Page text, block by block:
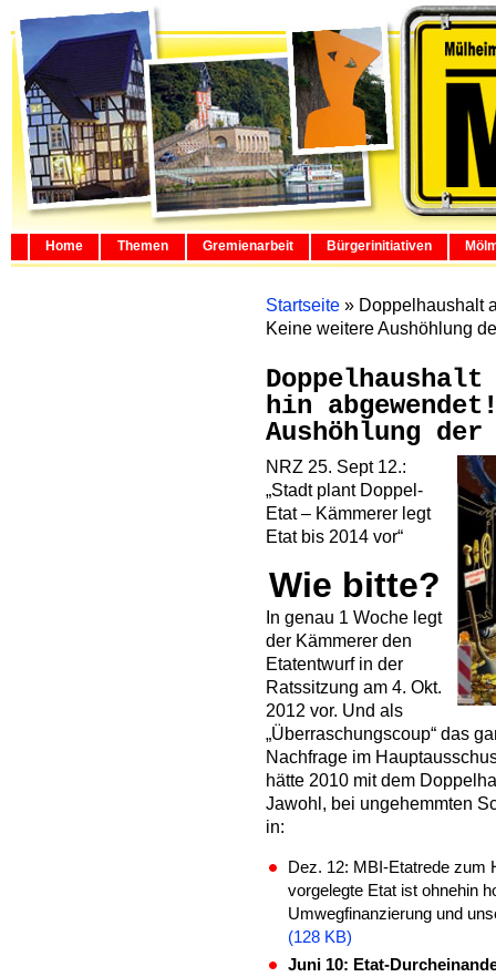
Home Themen Gremienarbeit Bürgerinitiativen
Startseite » Doppelhaushalt
Keine weitere Aushöhlung
hin
Aushöhlung
NRZ 25. Sept 12.:
„Stadt plant Doppel-
Etat – Kämmerer legt
Etat bis 2014 vor“
Wie bitte?
In genau 1 Woche legt
der Kämmerer den
Etatentwurf in der
Ratssitzung am 4. Okt.
2012 vor. Und als
„Überraschungscoup“ das
Nachfrage im
hätte 2010 mit dem
Jawohl, bei ungehemmten
in:
Dez. 12: MBI-Etatrede zum
vorgelegte Etat ist ohnehin
Umwegfinanzierung und
(128 KB)
Juni 10: Etat-